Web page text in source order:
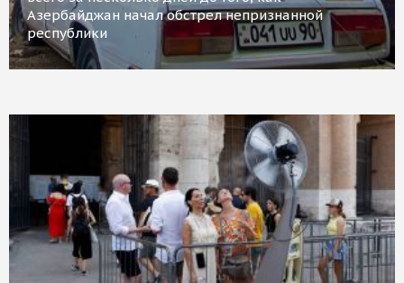
Азербайджан начал обстрел непризнанной
республики